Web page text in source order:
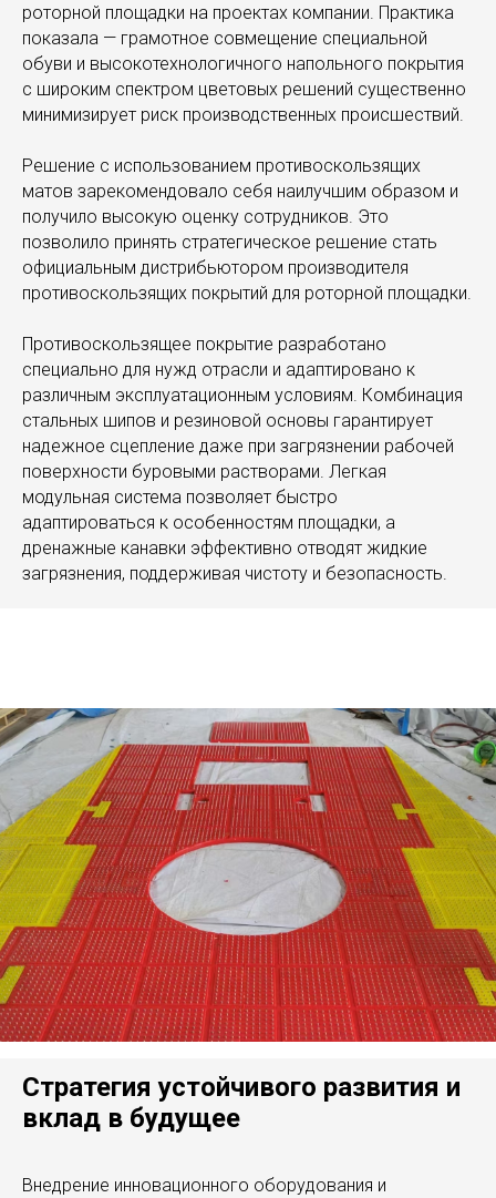
роторной площадки на проектах компании. Практика
показала — грамотное совмещение специальной
обуви и высокотехнологичного напольного покрытия
с широким спектром цветовых решений существенно
минимизирует риск производственных происшествий.
Решение с использованием противоскользящих
матов зарекомендовало себя наилучшим образом и
получило высокую оценку сотрудников. Это
позволило принять стратегическое решение стать
официальным дистрибьютором производителя
противоскользящих покрытий для роторной площадки.
Противоскользящее покрытие разработано
специально для нужд отрасли и адаптировано к
различным эксплуатационным условиям. Комбинация
стальных шипов и резиновой основы гарантирует
надежное сцепление даже при загрязнении рабочей
поверхности буровыми растворами. Легкая
модульная система позволяет быстро
адаптироваться к особенностям площадки, а
дренажные канавки эффективно отводят жидкие
загрязнения, поддерживая чистоту и безопасность.
Стратегия устойчивого развития и
вклад в будущее
Внедрение инновационного оборудования и